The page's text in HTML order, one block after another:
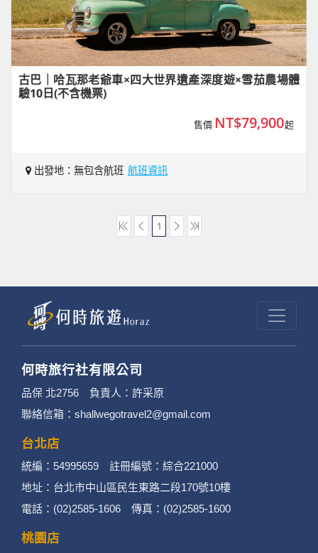
古巴｜哈瓦那老爺車×四大世界遺產深度遊×雪茄農場體
驗10日(不含機票)
售價 NT$79,900起
出發地：無包含航班 航班資訊
1
何時旅行社有限公司
品保 北2756 負責人：許采原
聯絡信箱：shallwegotravel2@gmail.com
台北店
統編：54995659 註冊編號：綜合221000
地址：台北市中山區民生東路二段170號10樓
電話：(02)2585-1606 傳真：(02)2585-1600
桃園店